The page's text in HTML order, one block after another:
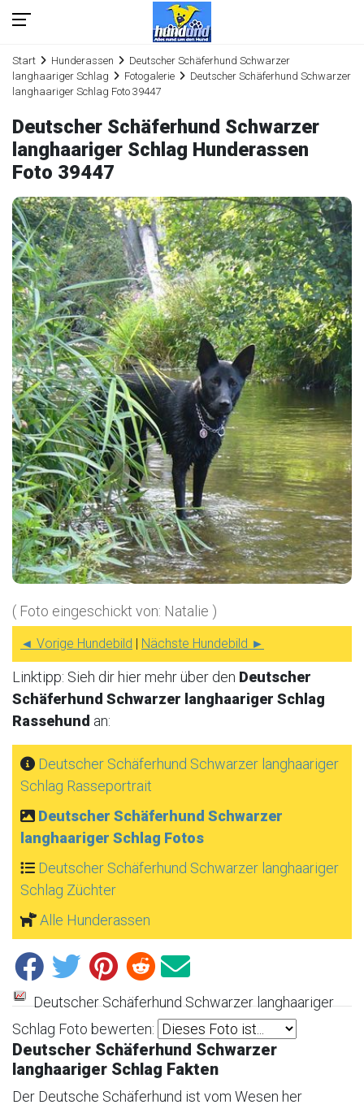
Start Hunderassen
Deutscher Schäferhund Schwarzer
langhaariger Schlag
Fotogalerie
Deutscher Schäferhund Schwarzer
langhaariger Schlag Foto 39447
Deutscher Schäferhund Schwarzer
langhaariger Schlag Hunderassen
Foto 39447
( Foto eingeschickt von: Natalie )
◄ Vorige Hundebild Nächste Hundebild ►
Linktipp: Sieh dir hier mehr über den Deutscher
Schäferhund Schwarzer langhaariger Schlag
Rassehund an:
Deutscher Schäferhund Schwarzer langhaariger
Schlag Rasseportrait
Deutscher Schäferhund Schwarzer
langhaariger Schlag Fotos
Deutscher Schäferhund Schwarzer langhaariger
Schlag Züchter
Alle Hunderassen
Deutscher Schäferhund Schwarzer langhaariger
Schlag Foto bewerten:
Deutscher Schäferhund Schwarzer
langhaariger Schlag Fakten
Der Deutsche Schäferhund ist vom Wesen her